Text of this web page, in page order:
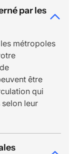
par les
métropoles
être
qui
leur